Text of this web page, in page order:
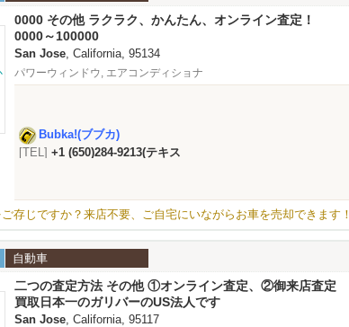
0000 その他 ラクラク、かんたん、オンライン査定！
0000～100000
San Jose, California, 95134
パワーウィンドウ, エアコンディショナ
Bubka!(ブブカ)
[TEL] +1 (650)284-9213(テキス
存じですか？来店不要、ご自宅にいながらお車を売却できます！
自動車
二つの査定方法 その他 ①オンライン査定、②御来店査定
買取日本一のガリバーのUS法人です
San Jose, California, 95117